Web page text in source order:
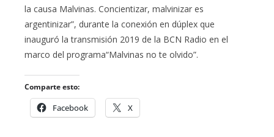
la causa Malvinas. Concientizar, malvinizar es
argentinizar”, durante la conexión en dúplex que
inauguró la transmisión 2019 de la BCN Radio en el
marco del programa“Malvinas no te olvido”.
Comparte esto:
Facebook X